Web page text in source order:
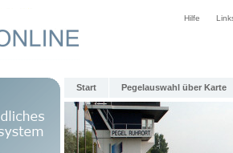
Hilfe
Start Pegelauswahl über Karte